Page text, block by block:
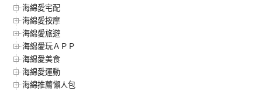
海綿愛宅配
海綿愛按摩
海綿愛旅遊
海綿愛玩ＡＰＰ
海綿愛美食
海綿愛運動
海綿推薦懶人包